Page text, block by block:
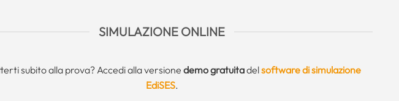
SIMULAZIONE ONLINE
subito alla prova? Accedi alla versione demo gratuitadelsoftware di simulazione
EdiSES.